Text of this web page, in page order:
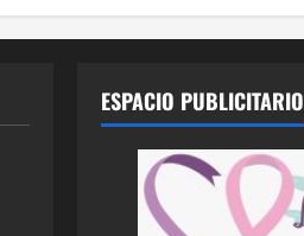
ESPACIO PUBLICITARIO